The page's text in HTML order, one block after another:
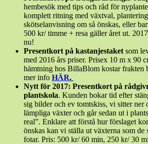
hembesök med tips och råd för
komplett ritning med växtval,
skötselanvisning om så önskas, eller
500 kr/ timme + resa gäller året ut.
nu!
Presentkort på kastanjestaket som
med 2016 års priser. Prisex 10 m x 90
hämtning hos BillaBlom kostar frakten
mer info HÄR.
Nytt för 2017: Presentkort på
plantskola. Kunden bokar tid efter
sig bilder och ev tomtskiss, vi sitter ner
lämpliga växter och går sedan ut i
real”. Enklare att förstå hur förslaget
önskas kan vi ställa ut växterna som de
fotar. Pris: 500 kr/ 60 min, 250 kr/ 30